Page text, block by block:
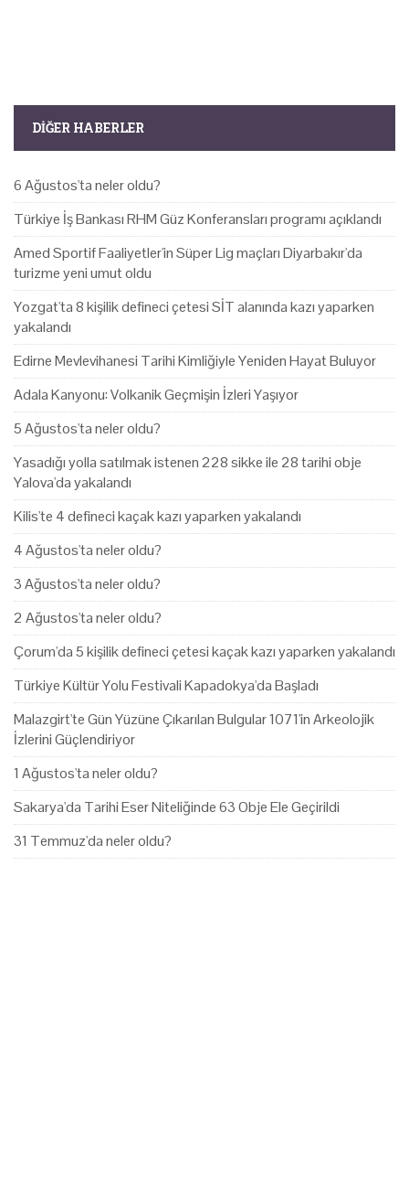
DIĞER HABERLER
6 Ağustos'ta neler oldu?
Türkiye İş Bankası RHM Güz Konferansları programı açıklandı
Amed Sportif Faaliyetler'in Süper Lig maçları Diyarbakır'da
turizme yeni umut oldu
Yozgat'ta 8 kişilik defineci çetesi SİT alanında kazı yaparken
yakalandı
Edirne Mevlevihanesi Tarihi Kimliğiyle Yeniden Hayat Buluyor
Adala Kanyonu: Volkanik Geçmişin İzleri Yaşıyor
5 Ağustos'ta neler oldu?
Yasadığı yolla satılmak istenen 228 sikke ile 28 tarihi obje
Yalova'da yakalandı
Kilis'te 4 defineci kaçak kazı yaparken yakalandı
4 Ağustos'ta neler oldu?
3 Ağustos'ta neler oldu?
2 Ağustos'ta neler oldu?
Çorum'da 5 kişilik defineci çetesi kaçak kazı yaparken yakalandı
Türkiye Kültür Yolu Festivali Kapadokya'da Başladı
Malazgirt'te Gün Yüzüne Çıkarılan Bulgular 1071'in Arkeolojik
İzlerini Güçlendiriyor
1 Ağustos'ta neler oldu?
Sakarya'da Tarihi Eser Niteliğinde 63 Obje Ele Geçirildi
31 Temmuz'da neler oldu?